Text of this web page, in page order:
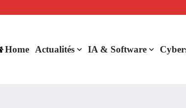
la data de caisse pour la transformer en levier de rentabilité ?
Home Actualités IA & Software